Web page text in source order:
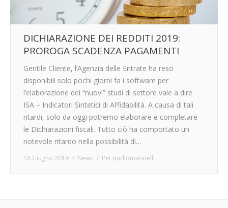
DICHIARAZIONE DEI REDDITI 2019:
PROROGA SCADENZA PAGAMENTI
Gentile Cliente, l’Agenzia delle Entrate ha reso
disponibili solo pochi giorni fa i software per
l’elaborazione dei “nuovi” studi di settore vale a dire
ISA – Indicatori Sintetici di Affidabilità. A causa di tali
ritardi, solo da oggi potremo elaborare e completare
le Dichiarazioni fiscali. Tutto ciò ha comportato un
notevole ritardo nella possibilità di…
18 Giugno 2019 News Perstudiomarinelli